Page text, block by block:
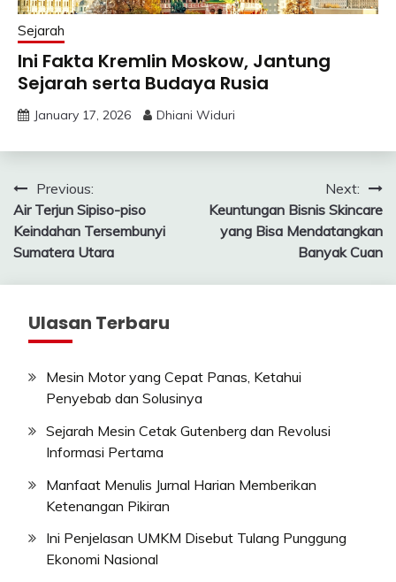
Sejarah
Ini Fakta Kremlin Moskow, Jantung
Sejarah serta Budaya Rusia
January 17, 2026 Dhiani Widuri
Post
navigation
Previous:
Air Terjun Sipiso-piso
Keindahan Tersembunyi
Sumatera Utara
Next:
Keuntungan Bisnis Skincare
yang Bisa Mendatangkan
Banyak Cuan
Ulasan Terbaru
Mesin Motor yang Cepat Panas, Ketahui
Penyebab dan Solusinya
Sejarah Mesin Cetak Gutenberg dan Revolusi
Informasi Pertama
Manfaat Menulis Jurnal Harian Memberikan
Ketenangan Pikiran
Ini Penjelasan UMKM Disebut Tulang Punggung
Ekonomi Nasional